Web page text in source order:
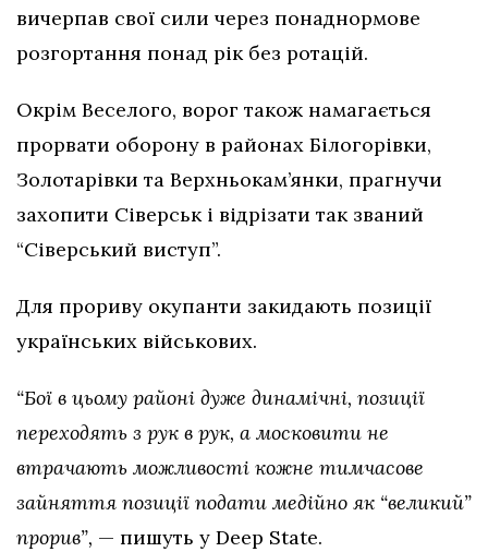
вичерпав свої сили через понаднормове
розгортання понад рік без ротацій.
Окрім Веселого, ворог також намагається
прорвати оборону в районах Білогорівки,
Золотарівки та Верхньокам’янки, прагнучи
захопити Сіверськ і відрізати так званий
“Сіверський виступ”.
Для прориву окупанти закидають позиції
українських військових.
“Бої в цьому районі дуже динамічні, позиції
переходять з рук в рук, а московити не
втрачають можливості кожне тимчасове
зайняття позиції подати медійно як “великий”
прорив”, — пишуть у Deep State.